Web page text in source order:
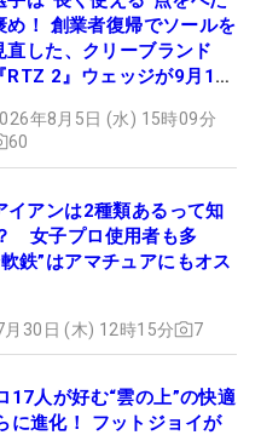
め！ 創業者復帰でソールを
直した、クリーブランド
『RTZ 2』ウェッジが9月12
年8月5日 (水) 15時09分
60
イアンは2種類あるって知
女子プロ使用者も多
鉄”はアマチュアにもオス
月30日 (木) 12時15分 7
17人が好む“雲の上”の快適
に進化！ フットジョイが